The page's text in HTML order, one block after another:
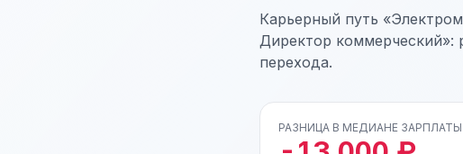
Карьерный путь
Директор коммерческий»:
перехода.
РАЗНИЦА В МЕДИАНЕ ЗАРПЛАТЫ